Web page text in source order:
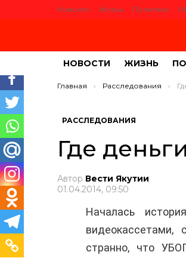
Новости Жизнь Политика
НОВОСТИ ЖИЗНЬ
Вы здесь:
Главная Расследования
РАССЛЕДОВАНИЯ
Где
Автор Вести Якутии
01.04.2014, 09:50
Началась
странно, что